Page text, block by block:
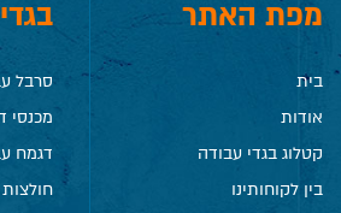
מפת האתר
בית
אודות
קטלוג בגדי עבודה
בין לקוחותינו
סרבל
מכנסי
דגמח